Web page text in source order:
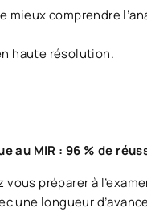
mieux comprendre
haute résolution.
au MIR : 96 % de
préparer à
une longueur